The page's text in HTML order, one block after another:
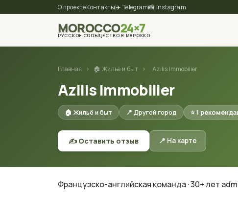
О проектеКонтакты✈️ Telegram📸 Instagram
MOROCCO24×7
РУССКОЕ СООБЩЕСТВО В МАРОККО
Главная › 🏠 Жильё и быт › Azilis Immobilier
Azilis Immobilier
🏠 Жильё и быт 📍 Другой город ⭐ 1
✍️ Оставить отзыв 📍 На карте
Французско-английская команда · 30+ лет